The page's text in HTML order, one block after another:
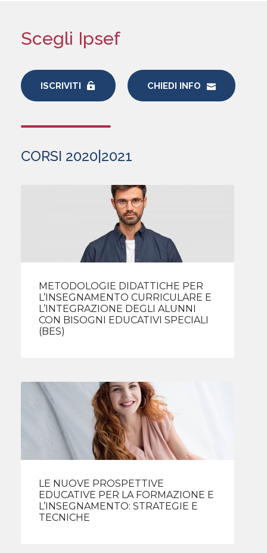
Scegli Ipsef
ISCRIVITI CHIEDI INFO
CORSI 2020|2021
METODOLOGIE DIDATTICHE PER
L’INSEGNAMENTO CURRICULARE E
L’INTEGRAZIONE DEGLI ALUNNI
CON BISOGNI EDUCATIVI SPECIALI
(BES)
LE NUOVE PROSPETTIVE
EDUCATIVE PER LA FORMAZIONE E
L’INSEGNAMENTO: STRATEGIE E
TECNICHE